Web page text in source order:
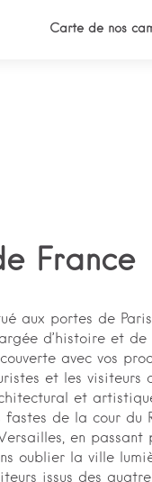
Carte de nos
France
aux portes de
d’histoire et
avec vos
et les visiteurs
et
fastes de la cour du
en passant
oublier la ville
issus des